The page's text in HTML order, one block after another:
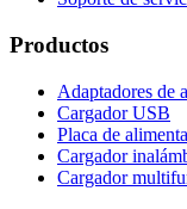
Productos
Adaptadores de
Cargador USB
Placa de
Cargador
Cargador